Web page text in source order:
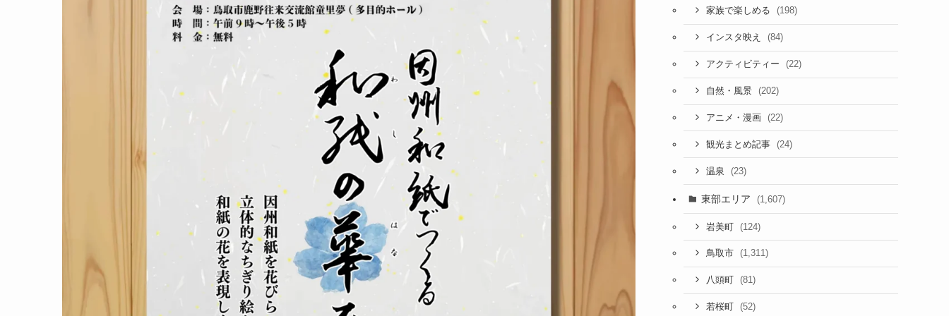
家族で楽しめる (198)
インスタ映え (84)
アクティビティー (22)
自然・風景 (202)
アニメ・漫画 (22)
観光まとめ記事 (24)
温泉 (23)
東部エリア (1,607)
岩美町 (124)
鳥取市 (1,311)
八頭町 (81)
若桜町 (52)